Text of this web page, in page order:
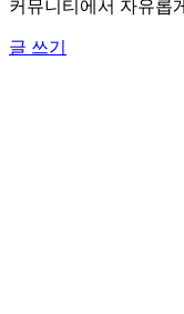
커뮤니티에서 자유롭
글 쓰기